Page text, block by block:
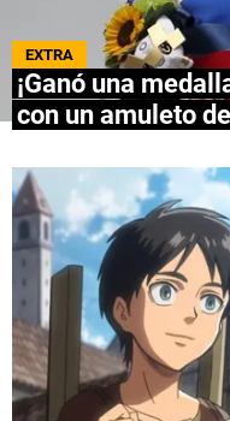
EXTRA
¡Ganó una
con un amuleto